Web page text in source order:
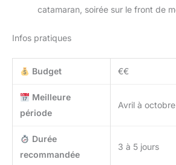
catamaran, soirée sur le front de
Infos pratiques
Budget €€
Meilleure
période
Avril à octobre
Durée
recommandée
3 à 5 jours